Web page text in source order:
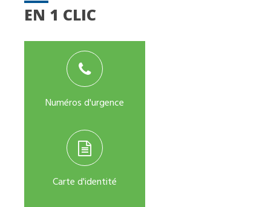
EN 1 CLIC
Numéros d'urgence
Carte d'identité